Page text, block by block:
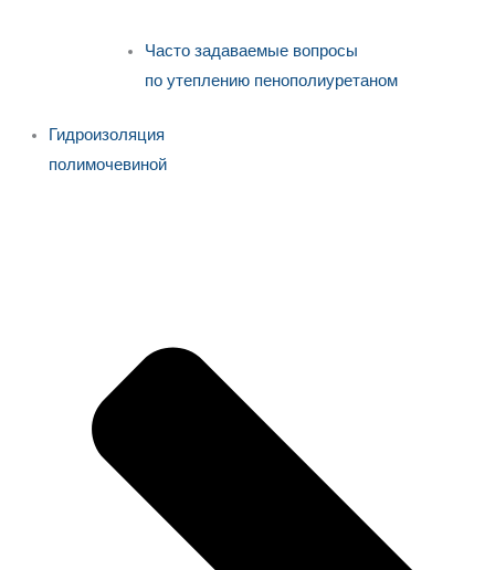
Часто задаваемые вопросы
по утеплению пенополиуретаном
Гидроизоляция
полимочевиной